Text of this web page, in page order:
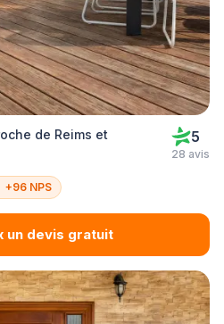
de Reims et
5
28 avis
+96 NPS
un devis gratuit